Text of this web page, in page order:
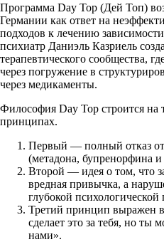
Программа Day Top (Дей Топ)
Германии как ответ на
подходов к лечению
психиатр Даниэль Казриель
терапевтического сообщества,
через погружение в
через медикаменты.
Философия Day Top строится на
принципах.
Первый — полный отказ
(метадона, бупренорфина
Второй — идея о том, что
вредная привычка, а
глубокой психологической
Третий принцип выражен
сделает это за тебя, но ты
нами».